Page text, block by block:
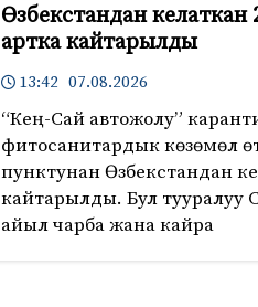
Өзбекстандан келаткан
артка кайтарылды
13:42 07.08.2026
“Кең-Сай автожолу”
фитосанитардык көзөмөл
пунктунан Өзбекстандан
кайтарылды. Бул тууралуу
айыл чарба жана кайра